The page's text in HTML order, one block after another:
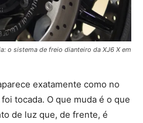
o sistema de freio dianteiro da XJ6 X em
exatamente como no
tocada. O que muda é o que
de luz que, de frente, é